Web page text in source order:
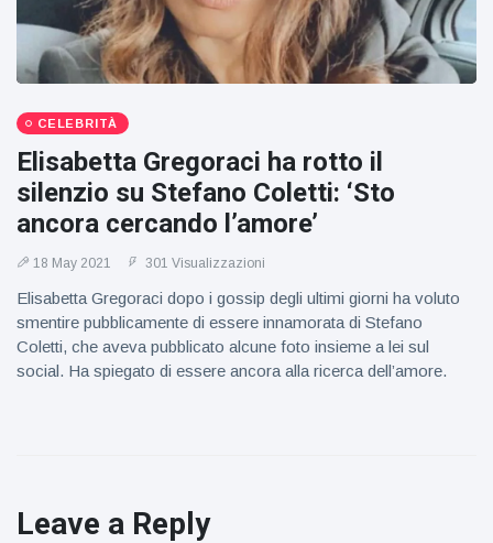
CELEBRITÀ
Elisabetta Gregoraci ha rotto il
silenzio su Stefano Coletti: ‘Sto
ancora cercando l’amore’
18 May 2021 301 Visualizzazioni
Elisabetta Gregoraci dopo i gossip degli ultimi giorni ha voluto
smentire pubblicamente di essere innamorata di Stefano
Coletti, che aveva pubblicato alcune foto insieme a lei sul
social. Ha spiegato di essere ancora alla ricerca dell’amore.
Leave a Reply